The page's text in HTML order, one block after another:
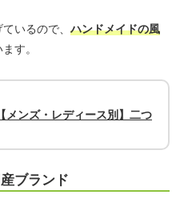
いるので、ハンドメイドの風
す。
メンズ・レディース別】二つ
ブランド